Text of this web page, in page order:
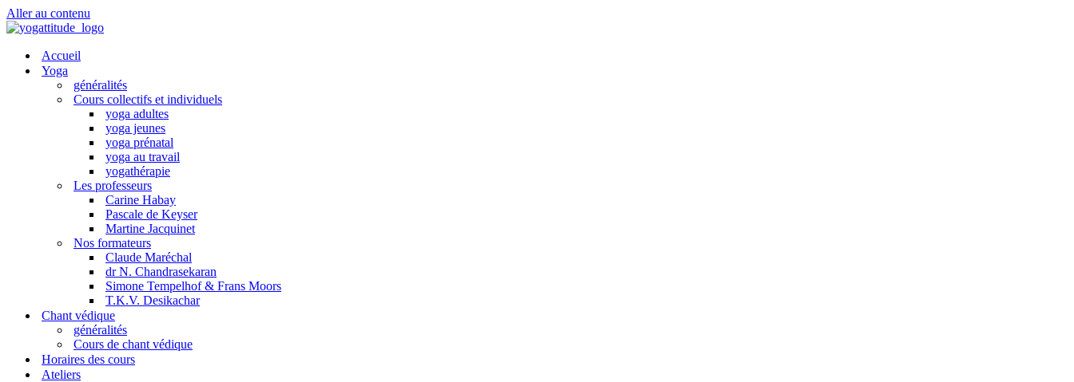
Aller au contenu
Accueil
Yoga
généralités
Cours collectifs et individuels
yoga adultes
yoga jeunes
yoga prénatal
yoga au travail
yogathérapie
Les professeurs
Carine Habay
Pascale de Keyser
Martine Jacquinet
Nos formateurs
Claude Maréchal
dr N. Chandrasekaran
Simone Tempelhof & Frans Moors
T.K.V. Desikachar
Chant védique
généralités
Cours de chant védique
Horaires des cours
Ateliers